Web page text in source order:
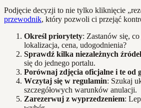
Podjęcie decyzji to nie tylko kliknięcie
przewodnik, który pozwoli ci przejąć
Określ priorytety: Zastanów się,
lokalizacja, cena, udogodnienia?
Sprawdź kilka niezależnych
się do jednego portalu.
Porównaj zdjęcia oficjalne i te od
Wczytaj się w regulamin: Szukaj
szczegółowych warunków anulacji.
Zarezerwuj z wyprzedzeniem: